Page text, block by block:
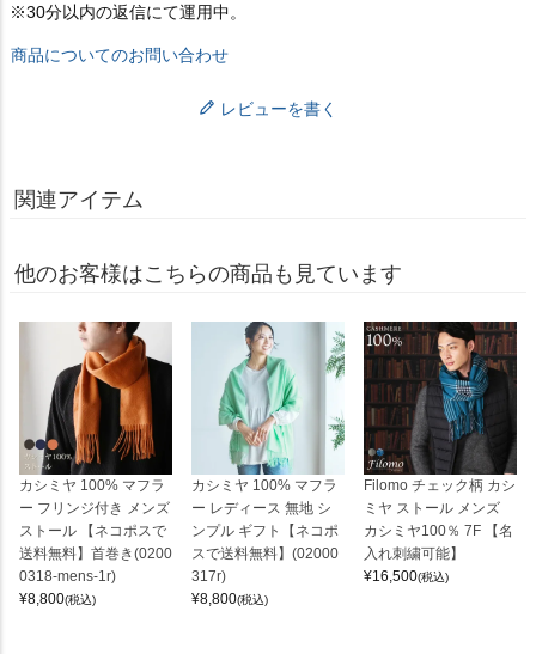
※30分以内の返信にて運用中。
商品についてのお問い合わせ
レビューを書く
関連アイテム
他のお客様はこちらの商品も見ています
カシミヤ 100% マフラ
ー フリンジ付き メンズ
ストール 【ネコポスで
送料無料】首巻き(0200
0318-mens-1r)
¥8,800(税込)
カシミヤ 100% マフラ
ー レディース 無地 シ
ンプル ギフト【ネコポ
スで送料無料】(02000
317r)
¥8,800(税込)
Filomo チェック柄 カシ
ミヤ ストール メンズ
カシミヤ100％ 7F 【名
入れ刺繍可能】
¥16,500(税込)